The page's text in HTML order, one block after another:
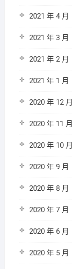
2021 年 4 月
2021 年 3 月
2021 年 2 月
2021 年 1 月
2020 年 12 月
2020 年 11 月
2020 年 10 月
2020 年 9 月
2020 年 8 月
2020 年 7 月
2020 年 6 月
2020 年 5 月